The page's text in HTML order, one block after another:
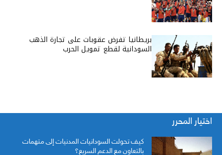
بريطانيا تفرض عقوبات على تجارة الذهب
السودانية لقطع تمويل الحرب
اختيار المحرر
كيف تحولت السودانيات المدنيات إلى متهمات
بالتعاون مع الدعم السريع؟